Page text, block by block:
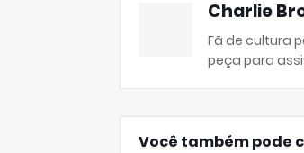
Charlie
Fã de cultura
peça para
Você também pode